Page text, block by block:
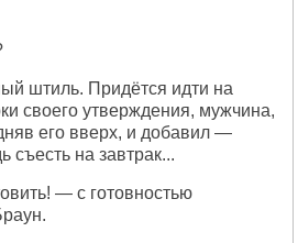
штиль. Придётся идти на
своего утверждения, мужчина,
его вверх, и добавил —
съесть на завтрак...
— с готовностью